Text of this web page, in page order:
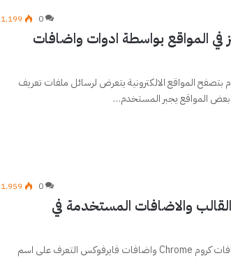
0 1٬199
في المواقع بواسطة ادوات واضافات
بتصفح المواقع الالكترونية يتعرض لرسائل ملفات تعريف
0 1٬959
والاضافات المستخدمة في
تستطيع من خلال بعض اضافات كروم Chrome واضافات فايرفوكس التعرف على اسم